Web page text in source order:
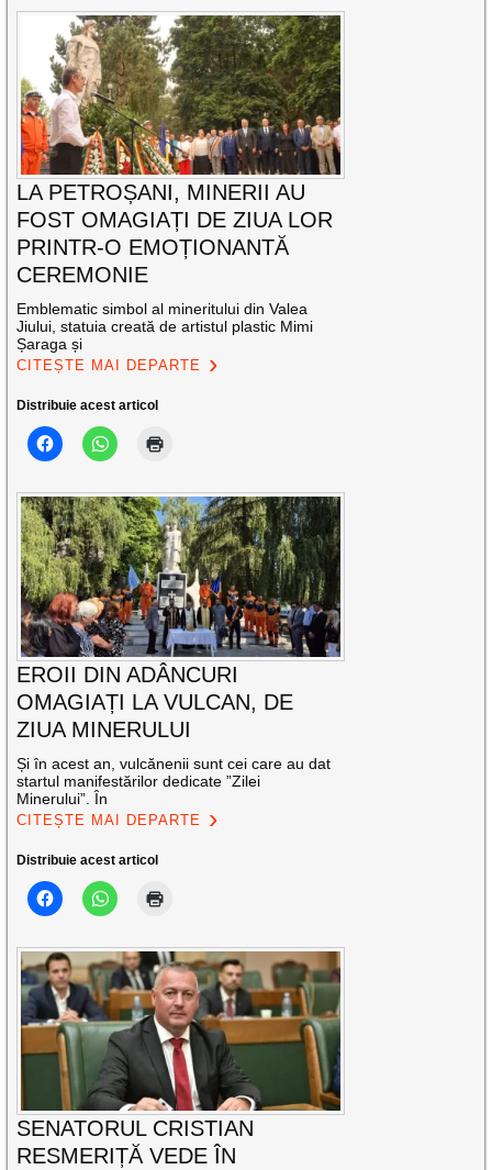
LA PETROȘANI, MINERII AU
FOST OMAGIAȚI DE ZIUA LOR
PRINTR-O EMOȚIONANTĂ
CEREMONIE
Emblematic simbol al mineritului din Valea
Jiului, statuia creată de artistul plastic Mimi
Șaraga și
CITEȘTE MAI DEPARTE
Distribuie acest articol
EROII DIN ADÂNCURI
OMAGIAȚI LA VULCAN, DE
ZIUA MINERULUI
Și în acest an, vulcănenii sunt cei care au dat
startul manifestărilor dedicate ”Zilei
Minerului”. În
CITEȘTE MAI DEPARTE
Distribuie acest articol
SENATORUL CRISTIAN
RESMERIȚĂ VEDE ÎN